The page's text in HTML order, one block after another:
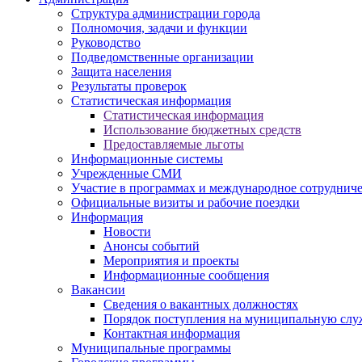
Структура администрации города
Полномочия, задачи и функции
Руководство
Подведомственные организации
Защита населения
Результаты проверок
Статистическая информация
Статистическая информация
Использование бюджетных средств
Предоставляемые льготы
Информационные системы
Учрежденные СМИ
Участие в программах и международное
Официальные визиты и рабочие поездки
Информация
Новости
Анонсы событий
Мероприятия и проекты
Информационные сообщения
Вакансии
Сведения о вакантных должностях
Порядок поступления на муниципальную
Контактная информация
Муниципальные программы